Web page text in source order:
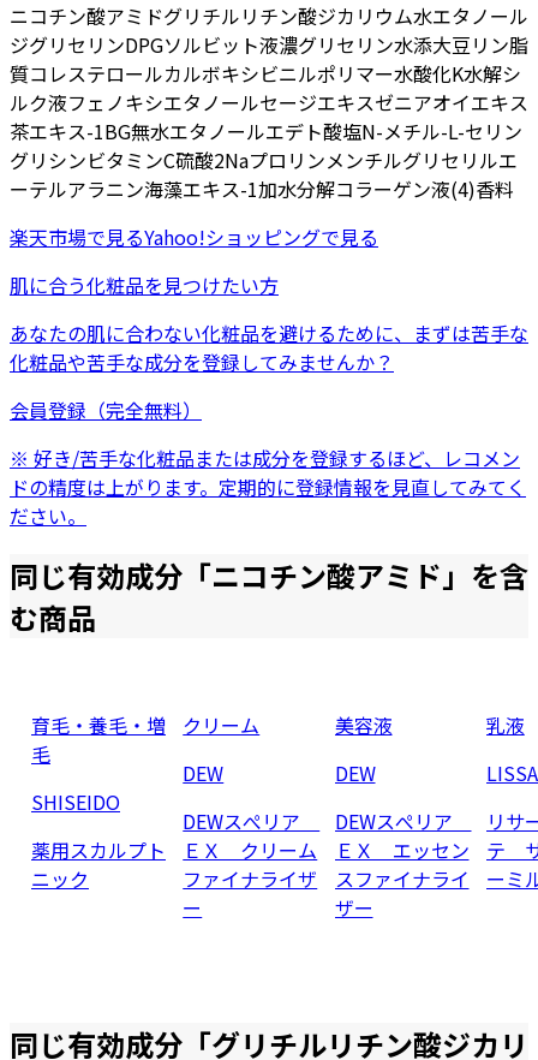
ニコチン酸アミドグリチルリチン酸ジカリウム水エタノール
ジグリセリンDPGソルビット液濃グリセリン水添大豆リン脂
質コレステロールカルボキシビニルポリマー水酸化K水解シ
ルク液フェノキシエタノールセージエキスゼニアオイエキス
茶エキス-1BG無水エタノールエデト酸塩N-メチル-L-セリン
グリシンビタミンC硫酸2Naプロリンメンチルグリセリルエ
ーテルアラニン海藻エキス-1加水分解コラーゲン液(4)香料
楽天市場で見るYahoo!ショッピングで見る
肌に合う化粧品を見つけたい方
あなたの肌に合わない化粧品を避けるために、まずは苦手な
化粧品や苦手な成分を登録してみませんか？
会員登録（完全無料）
※ 好き/苦手な化粧品または成分を登録するほど、レコメン
ドの精度は上がります。定期的に登録情報を見直してみてく
ださい。
同じ有効成分「ニコチン酸アミド」を含
む商品
育毛・養毛・増
毛
SHISEIDO
薬用スカルプト
ニック
クリーム
DEW
DEWスぺリア
ＥＸ クリーム
ファイナライザ
ー
美容液
DEW
DEWスぺリア
ＥＸ エッセン
スファイナライ
ザー
乳液
リサ
テ
ーミ
同じ有効成分「グリチルリチン酸ジカリ